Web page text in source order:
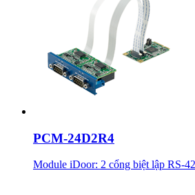
PCM-24D2R4
Module iDoor: 2 cổng biệt lập RS-